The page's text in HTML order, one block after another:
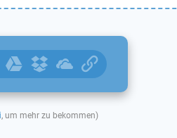
, um mehr zu bekommen)